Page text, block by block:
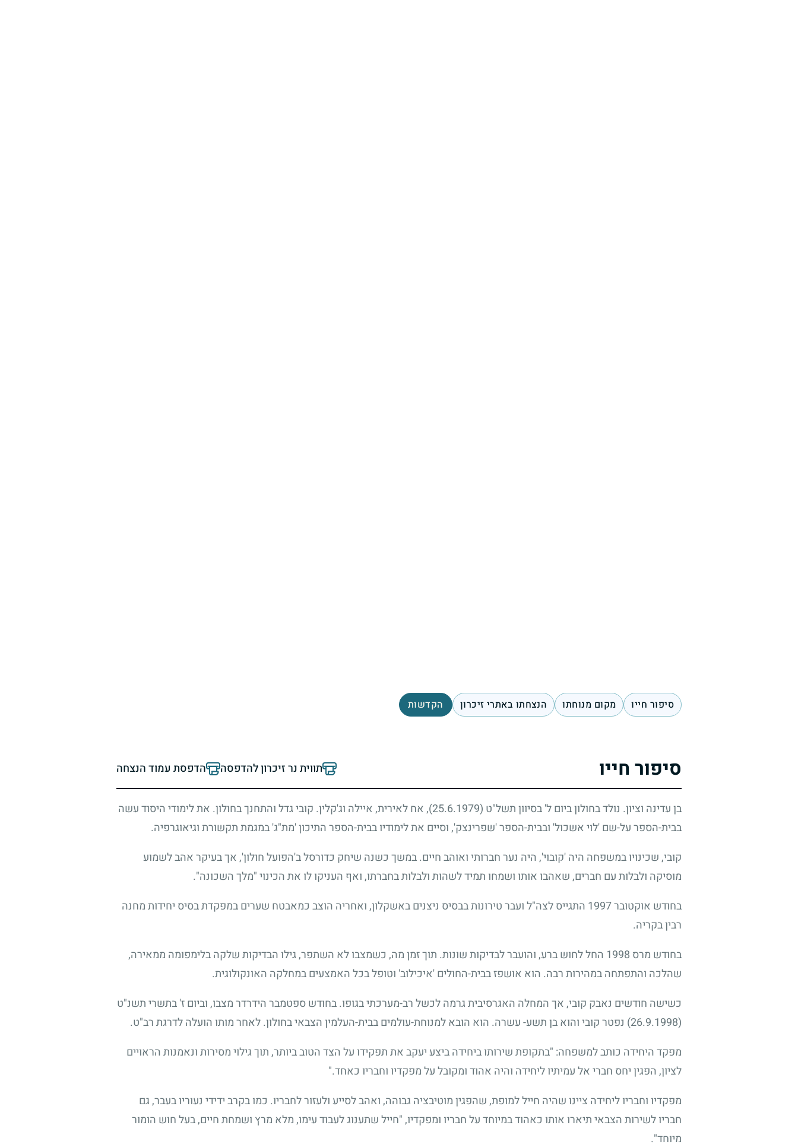
סיפור חייו מקום מנוחתו הנצחתו באתרי זיכרון הקדשות
סיפור חייו תווית נר זיכרון להדפסה הדפסת עמוד הנצחה
בן עדינה וציון. נולד בחולון ביום ל' בסיוון תשל"ט (25.6.1979)
, אח לאירית, איילה וג'קלין. קובי גדל והתחנך בחולון. את לימודי היסוד עשה
בבית-הספר על-שם 'לוי אשכול' ובבית-הספר 'שפרינצק', וסיים את לימודיו בבית-הספר התיכון 'מת"ג' במגמת תקשורת וגיאוגרפיה.
קובי, שכינויו במשפחה היה 'קובוי', היה נער חברותי ואוהב חיים. במשך כשנה שיחק כדורסל ב'הפועל חולון', אך בעיקר אהב לשמוע
מוסיקה ולבלות עם חברים, שאהבו אותו ושמחו תמיד לשהות ולבלות בחברתו, ואף העניקו לו את הכינוי "מלך השכונה".
בחודש אוקטובר1997 התגייס לצה"ל ועבר טירונות בבסיס ניצנים באשקלון, ואחריה הוצב כמאבטח שערים במפקדת בסיס יחידות מחנה
רבין בקריה.
בחודש מרס 1998 החל לחוש ברע, והועבר לבדיקות שונות. תוך זמן מה, כשמצבו לא השתפר, גילו הבדיקות שלקה בלימפומה ממאירה,
שהלכה והתפתחה במהירות רבה. הוא אושפז בבית-החולים 'איכילוב' וטופל בכל האמצעים במחלקה האונקולוגית.
כשישה חודשים נאבק קובי, אך המחלה האגרסיבית גרמה לכשל רב-מערכתי בגופו. בחודש ספטמבר הידרדר מצבו, וביום ז' בתשרי תשנ"ט
(26.9.1998)
נפטר קובי והוא בן תשע- עשרה. הוא הובא למנוחת-עולמים בבית-העלמין הצבאי בחולון. לאחר מותו הועלה לדרגת רב"ט.
מפקד היחידה כותב למשפחה: "בתקופת שירותו ביחידה ביצע יעקב את תפקידו על הצד הטוב ביותר, תוך גילוי מסירות ונאמנות הראויים
לציון, הפגין יחס חברי אל עמיתיו ליחידה והיה אהוד ומקובל על מפקדיו וחבריו כאחד."
מפקדיו וחבריו ליחידה ציינו שהיה חייל למופת, שהפגין מוטיבציה גבוהה, ואהב לסייע ולעזור לחבריו. כמו בקרב ידידי נעוריו בעבר, גם
חבריו לשירות הצבאי תיארו אותו כאהוד במיוחד על חבריו ומפקדיו, "חייל שתענוג לעבוד עימו, מלא מרץ ושמחת חיים, בעל חוש הומור
מיוחד".